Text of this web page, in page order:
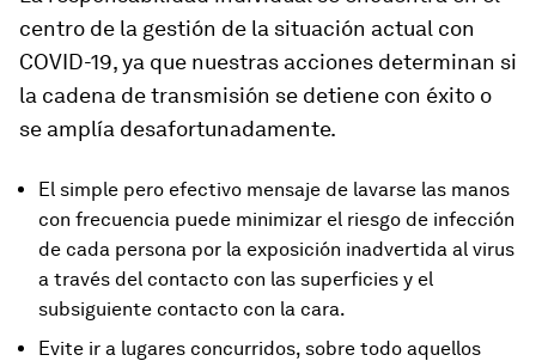
centro de la gestión de la situación actual con
COVID-19, ya que nuestras acciones determinan si
la cadena de transmisión se detiene con éxito o
se amplía desafortunadamente.
El simple pero efectivo mensaje de lavarse las manos
con frecuencia puede minimizar el riesgo de infección
de cada persona por la exposición inadvertida al virus
a través del contacto con las superficies y el
subsiguiente contacto con la cara.
Evite ir a lugares concurridos, sobre todo aquellos